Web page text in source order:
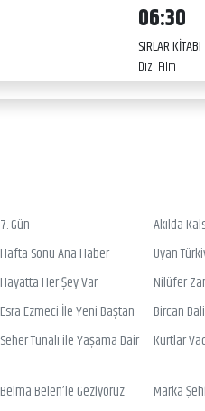
06:30
SIRLAR KİTABI
Dizi Film
7. Gün
Akılda
Hafta Sonu Ana Haber
Uyan
Hayatta Her Şey Var
Nilüfer
Esra Ezmeci İle Yeni Baştan
Bircan
Seher Tunalı ile Yaşama Dair Kurtlar
Belma Belen’le Geziyoruz
Marka